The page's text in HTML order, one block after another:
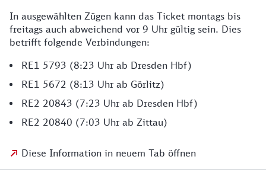
In ausgewählten Zügen kann das Ticket montags bis
freitags auch abweichend vor 9 Uhr gültig sein. Dies
betrifft folgende Verbindungen:
RE1 5793 (8:23 Uhr ab Dresden Hbf)
RE1 5672 (8:13 Uhr ab Görlitz)
RE2 20843 (7:23 Uhr ab Dresden Hbf)
RE2 20840 (7:03 Uhr ab Zittau)
Diese Information in neuem Tab öffnen